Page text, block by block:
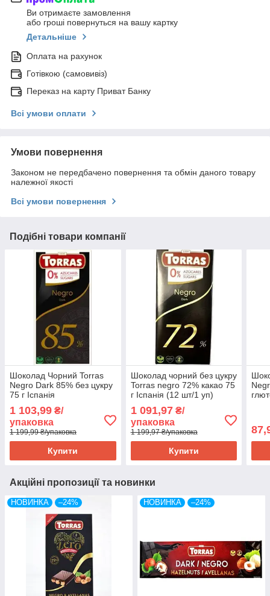
Ви отримаєте замовлення
або гроші повернуться на вашу картку
Детальніше
Оплата на рахунок
Готівкою (самовивіз)
Переказ на карту Приват Банку
Всі умови оплати
Умови повернення
Законом не передбачено повернення та обмін даного товару
належної якості
Всі умови повернення
Подібні товари компанії
Шоколад Чорний Torras
Negro Dark 85% без цукру
75 г Іспанія
1 103,99 ₴/
упаковка
1 199,99 ₴/упаковка
Купити
Шоколад чорний без цукру
Torras negro 72% какао 75
г Іспанія (12 шт/1 уп)
1 091,97₴/
упаковка
1 199,97 ₴/упаковка
Купити
Акційні пропозиції та новинки
НОВИНКА –24% НОВИНКА –24%